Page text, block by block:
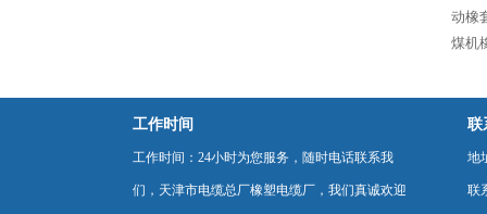
动橡
煤机
工作时间
工作时间：24小时为您服务，随时电话联系我
们，天津市电缆总厂橡塑电缆厂，我们真诚欢迎
联
地
联